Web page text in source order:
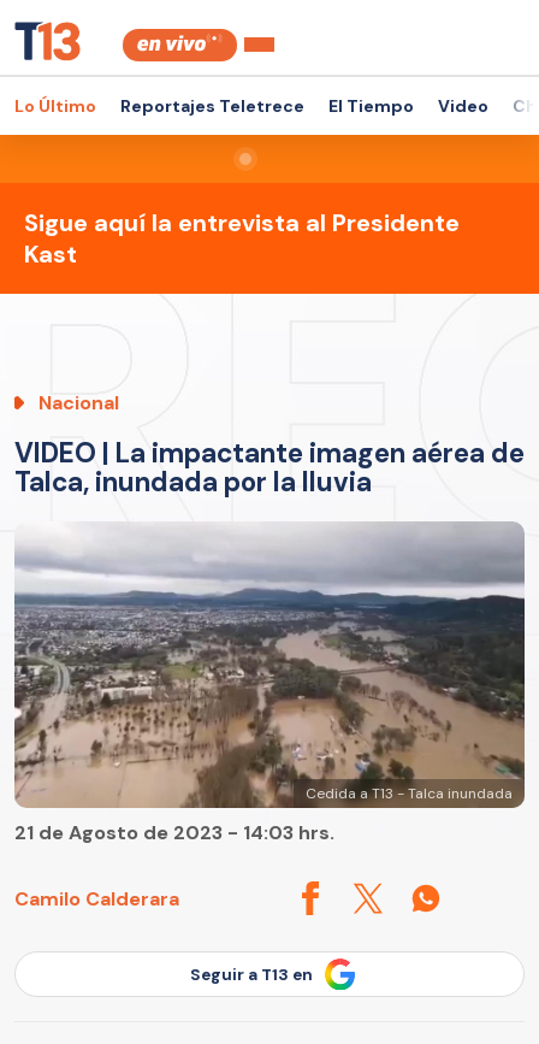
Lo Último Reportajes Teletrece El Tiempo Video
Sigue aquí la entrevista al Presidente
Kast
Nacional
VIDEO | La impactante imagen aérea de
Talca, inundada por la lluvia
Cedida a T13 - Talca inundada
Camilo Calderara
21 de Agosto de 2023 - 14:03 hrs.
Seguir a T13 en